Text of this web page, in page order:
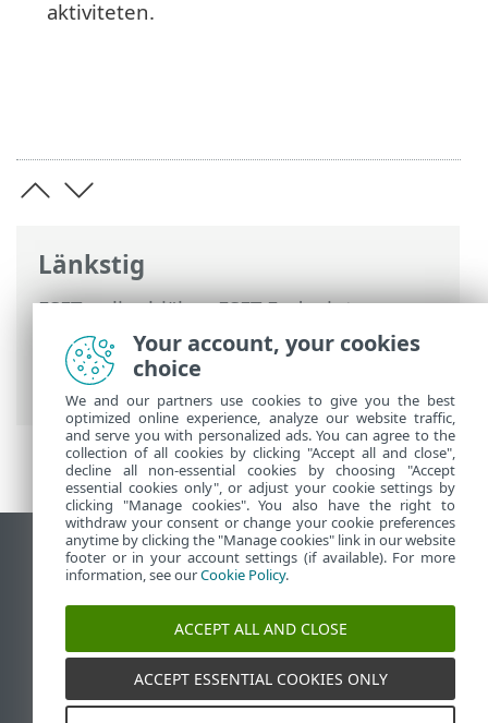
Länkstig
ESET onlinehjälp>ESET Endpoint
Antivirus
>FAQ >Skapa en ny aktivitet i
Schemaläggare> Schemalägga en
veckovis genomsökning av datorn
aktiviteten.
Visa skrivbords-webbplats
End of Life
ESET kunskapsbas
ESET Status Portal
Regional support
Your account, your cookies
choice
We and our partners use cookies to give you the best
optimized online experience, analyze our website traffic,
and serve you with personalized ads. You can agree to the
collection of all cookies by clicking "Accept all and close",
decline all non-essential cookies by choosing "Accept
essential cookies only", or adjust your cookie settings by
clicking "Manage cookies". You also have the right to
withdraw your consent or change your cookie preferences
anytime by clicking the "Manage cookies" link in our website
footer or in your account settings (if available). For more
information, see ourCookie Policy.
ACCEPT ALL AND CLOSE
ACCEPT ESSENTIAL COOKIES ONLY